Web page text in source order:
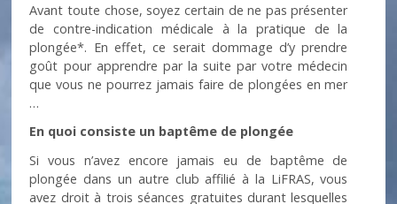
Avant toute chose, soyez certain de ne pas présenter
de contre-indication médicale à la pratique de la
plongée*. En effet, ce serait dommage d’y prendre
goût pour apprendre par la suite par votre médecin
que vous ne pourrez jamais faire de plongées en mer
…
En quoi consiste un baptême de plongée
Si vous n’avez encore jamais eu de baptême de
plongée dans un autre club affilié à la LiFRAS, vous
avez droit à trois séances gratuites durant lesquelles